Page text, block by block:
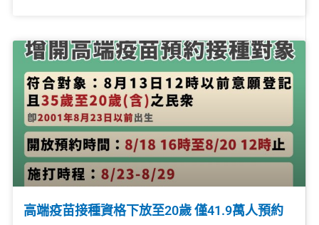
高端疫苗接種資格下放至20歲 僅41.9萬人預約